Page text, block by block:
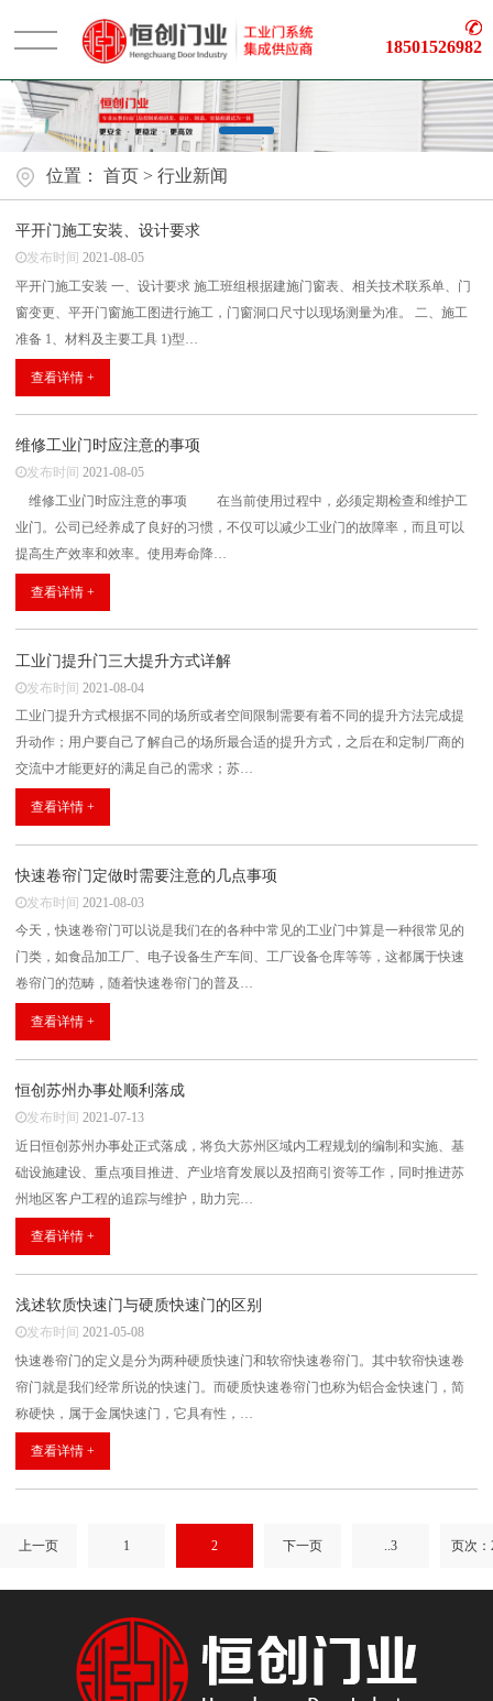
网站首页
产品展示
新闻中心
联系方式
18501526982
位置： 首页 > 行业新闻
平开门施工安装、设计要求
发布时间2021-08-05
平开门施工安装 一、设计要求 施工班组根据建施门窗表、相关技术联系单、门
窗变更、平开门窗施工图进行施工，门窗洞口尺寸以现场测量为准。 二、施工
准备 1、材料及主要工具 1)型…
查看详情 +
维修工业门时应注意的事项
发布时间2021-08-05
维修工业门时应注意的事项 在当前使用过程中，必须定期检查和维护工
业门。公司已经养成了良好的习惯，不仅可以减少工业门的故障率，而且可以
提高生产效率和效率。使用寿命降…
查看详情 +
工业门提升门三大提升方式详解
发布时间 2021-08-04
工业门提升方式根据不同的场所或者空间限制需要有着不同的提升方法完成提
升动作；用户要自己了解自己的场所最合适的提升方式，之后在和定制厂商的
交流中才能更好的满足自己的需求；苏…
查看详情 +
快速卷帘门定做时需要注意的几点事项
发布时间2021-08-03
今天，快速卷帘门可以说是我们在的各种中常见的工业门中算是一种很常见的
门类，如食品加工厂、电子设备生产车间、工厂设备仓库等等，这都属于快速
卷帘门的范畴，随着快速卷帘门的普及…
查看详情 +
恒创苏州办事处顺利落成
发布时间2021-07-13
近日恒创苏州办事处正式落成，将负大苏州区域内工程规划的编制和实施、基
础设施建设、重点项目推进、产业培育发展以及招商引资等工作，同时推进苏
州地区客户工程的追踪与维护，助力完…
查看详情 +
浅述软质快速门与硬质快速门的区别
发布时间2021-05-08
快速卷帘门的定义是分为两种硬质快速门和软帘快速卷帘门。其中软帘快速卷
帘门就是我们经常所说的快速门。而硬质快速卷帘门也称为铝合金快速门，简
称硬快，属于金属快速门，它具有性，…
查看详情 +
上一页 1 2 下一页 ..3 页次：